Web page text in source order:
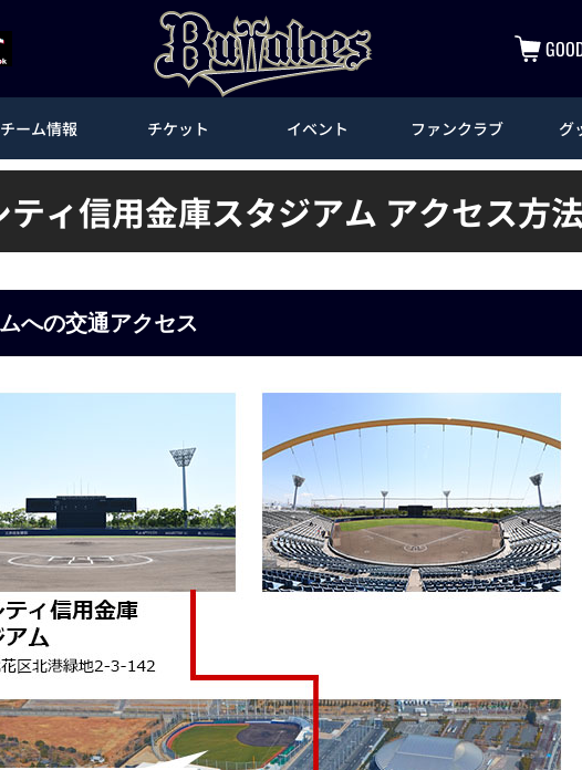
チーム情報 チケット イベント ファンクラブ グ
ティ信用金庫スタジアム アクセス方法
への交通アクセス